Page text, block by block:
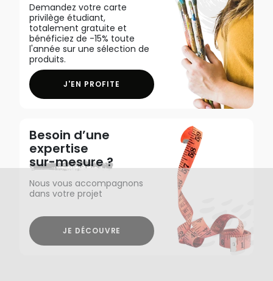
Demandez votre carte
privilège étudiant,
totalement gratuite et
bénéficiez de -15% toute
l'année sur une sélection de
produits.
J'EN PROFITE
Besoin d’une
expertise
sur-mesure ?
Nous vous accompagnons
dans votre projet
JE DÉCOUVRE